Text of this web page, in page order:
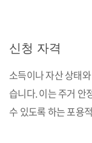
신청 자격
소득이나 자산 상태
습니다. 이는 주거 안
수 있도록 하는 포용